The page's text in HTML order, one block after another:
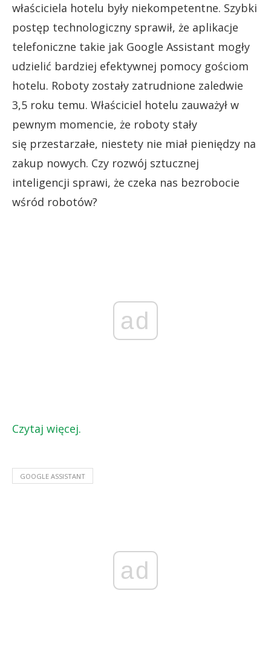
właściciela hotelu były niekompetentne. Szybki
postęp technologiczny sprawił, że aplikacje
telefoniczne takie jak Google Assistant mogły
udzielić bardziej efektywnej pomocy gościom
hotelu. Roboty zostały zatrudnione zaledwie
3,5 roku temu. Właściciel hotelu zauważył w
pewnym momencie, że roboty stały
się przestarzałe, niestety nie miał pieniędzy na
zakup nowych. Czy rozwój sztucznej
inteligencji sprawi, że czeka nas bezrobocie
wśród robotów?
ad
Czytaj więcej.
GOOGLE ASSISTANT
ad